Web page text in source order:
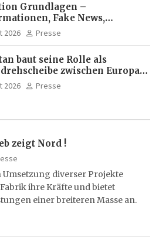
Grundlagen –
Fake News,
Inhalte | dpa-Akademie
2026 Presse
baut seine Rolle als
zwischen Europa
aus
2026 Presse
zeigt Nord !
diverser Projekte
ihre Kräfte und bietet
einer breiteren Masse an.